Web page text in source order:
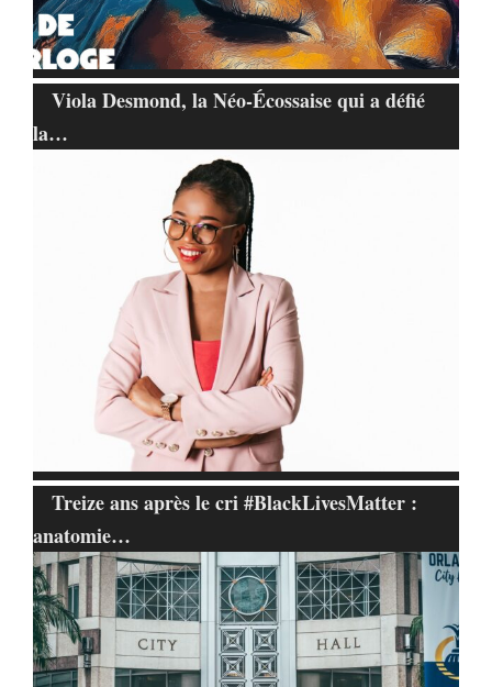
Viola Desmond, la Néo-Écossaise qui a défié
la…
Treize ans après le cri #BlackLivesMatter :
anatomie…